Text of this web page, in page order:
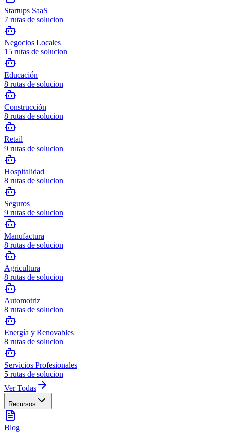
Startups SaaS
7 rutas de solucion
Negocios Locales
15 rutas de solucion
Educación
8 rutas de solucion
Construcción
8 rutas de solucion
Retail
9 rutas de solucion
Hospitalidad
8 rutas de solucion
Seguros
9 rutas de solucion
Manufactura
8 rutas de solucion
Agricultura
8 rutas de solucion
Automotriz
8 rutas de solucion
Energía y Renovables
8 rutas de solucion
Servicios Profesionales
5 rutas de solucion
Ver Todas
Recursos
Blog